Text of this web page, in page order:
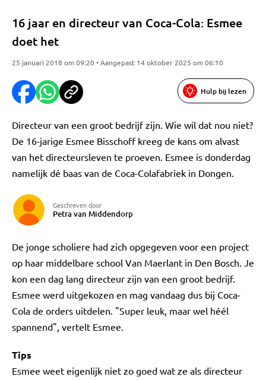
16 jaar en directeur van Coca-Cola: Esmee
doet het
25 januari 2018 om 09:20 • Aangepast 14 oktober 2025 om 06:10
Hulp bij lezen
Directeur van een groot bedrijf zijn. Wie wil dat nou niet?
De 16-jarige Esmee Bisschoff kreeg de kans om alvast
van het directeursleven te proeven. Esmee is donderdag
namelijk dé baas van de Coca-Colafabriek in Dongen.
Geschreven door
Petra van Middendorp
De jonge scholiere had zich opgegeven voor een project
op haar middelbare school Van Maerlant in Den Bosch. Je
kon een dag lang directeur zijn van een groot bedrijf.
Esmee werd uitgekozen en mag vandaag dus bij Coca-
Cola de orders uitdelen. "Super leuk, maar wel héél
spannend", vertelt Esmee.
Tips
Esmee weet eigenlijk niet zo goed wat ze als directeur